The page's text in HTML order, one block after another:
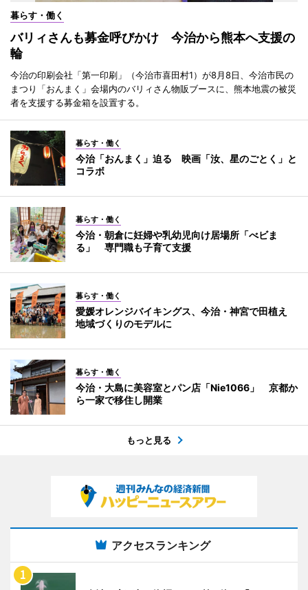
暮らす・働く
バリィさんも募金呼びかけ 今治から熊本へ支援の
輪
今治の印刷会社「第一印刷」（今治市喜田村1）が8月8日、今治市民の
まつり「おんまく」会場内のバリィさん物販ブースに、熊本地震の被災
者を支援する募金箱を設置する。
暮らす・働く
今治「おんまく」迫る 映画「汝、星のごとく」と
コラボ
暮らす・働く
今治・朝倉に妊婦や乳幼児向け居場所「べビま
る」 専門職も子育て支援
暮らす・働く
愛媛オレンジバイキングス、今治・神宮で田植え
地域づくりのモデルに
暮らす・働く
今治・大島に美容室とパン店「Nie1066」 京都か
ら一家で移住し開業
もっと見る
アクセスランキング